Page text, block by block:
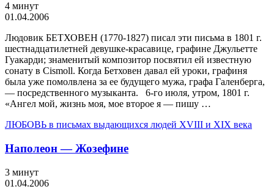
4 минут
01.04.2006
Людовик БЕТХОВЕН (1770-1827) писал эти письма в 1801 г.
шестнадцатилетней девушке-красавице, графине Джульетте
Гуа­карди; знаменитый композитор посвятил ей известную
сонату в Cismoll. Когда Бетховен давал ей уроки, графиня
была уже помолвлена за ее будущего мужа, графа Га­ленберга,
— посредственного музыканта. 6-го июля, утром, 1801 г.
«Ангел мой, жизнь моя, мое второе я — пишу …
ЛЮБОВЬ в письмах выдающихся людей XVIII и XIX века
Наполеон — Жозефине
3 минут
01.04.2006